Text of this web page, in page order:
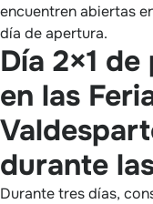
encuentren abiertas
día de apertura.
Día 2×1
en las
durante
Durante tres días,